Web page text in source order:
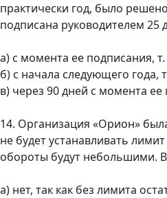
практически год, было
подписана руководителем 25
а) с момента ее подписания, т.
б) с начала следующего года,
в) через 90 дней с момента ее
14. Организация «Орион»
не будет устанавливать
обороты будут небольшими.
а) нет, так как без лимита